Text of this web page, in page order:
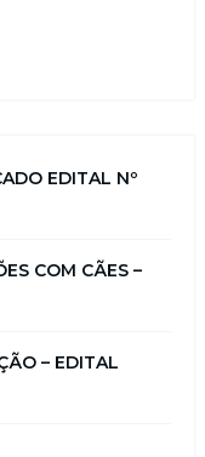
EDITAL Nº
COM CÃES –
– EDITAL